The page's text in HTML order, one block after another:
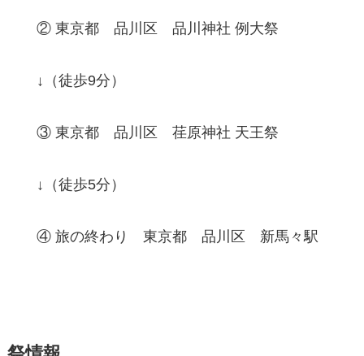
② 東京都 品川区 品川神社 例大祭
↓（徒歩9分）
③ 東京都 品川区 荏原神社 天王祭
↓（徒歩5分）
④ 旅の終わり 東京都 品川区 新馬々駅